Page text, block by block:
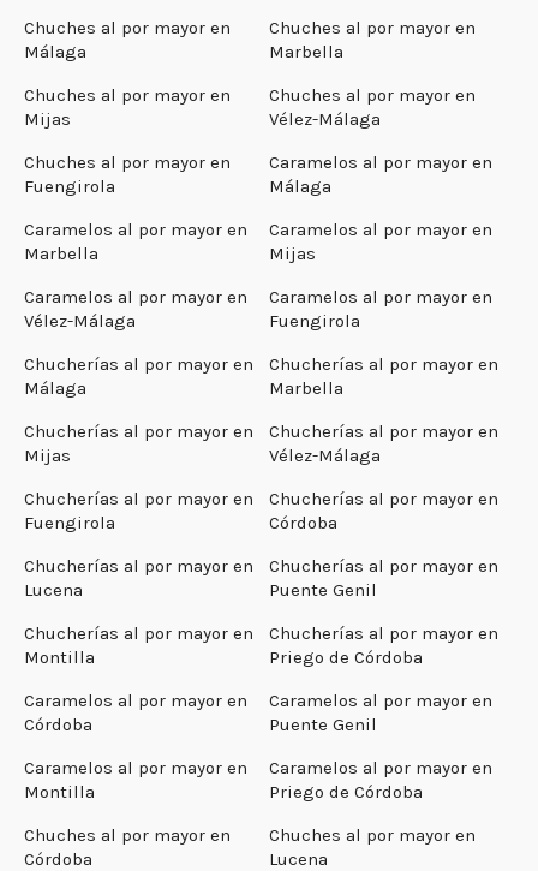
Chuches al por mayor en
Málaga
Chuches al por mayor en
Marbella
Chuches al por mayor en
Mijas
Chuches al por mayor en
Vélez-Málaga
Chuches al por mayor en
Fuengirola
Caramelos al por mayor en
Málaga
Caramelos al por mayor en
Marbella
Caramelos al por mayor en
Mijas
Caramelos al por mayor en
Vélez-Málaga
Caramelos al por mayor en
Fuengirola
Chucherías al por mayor en
Málaga
Chucherías al por mayor en
Marbella
Chucherías al por mayor en
Mijas
Chucherías al por mayor en
Vélez-Málaga
Chucherías al por mayor en
Fuengirola
Chucherías al por mayor en
Córdoba
Chucherías al por mayor en
Lucena
Chucherías al por mayor en
Puente Genil
Chucherías al por mayor en
Montilla
Chucherías al por mayor en
Priego de Córdoba
Caramelos al por mayor en
Córdoba
Caramelos al por mayor en
Puente Genil
Caramelos al por mayor en
Montilla
Caramelos al por mayor en
Priego de Córdoba
Chuches al por mayor en
Córdoba
Chuches al por mayor en
Lucena